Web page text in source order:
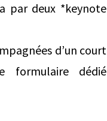
par deux *keynote
d’un court
dédié